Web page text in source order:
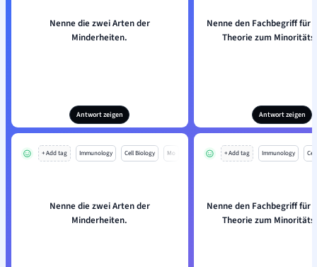
Nenne die zwei Arten der
Minderheiten.
Antwort zeigen
Nenne den Fachbegriff für
Theorie zum
Antwort zeigen
+ Add tag Immunology Cell Biology Mo
Nenne die zwei Arten der
Minderheiten.
+ Add tag Immunology
Nenne den Fachbegriff für
Theorie zum